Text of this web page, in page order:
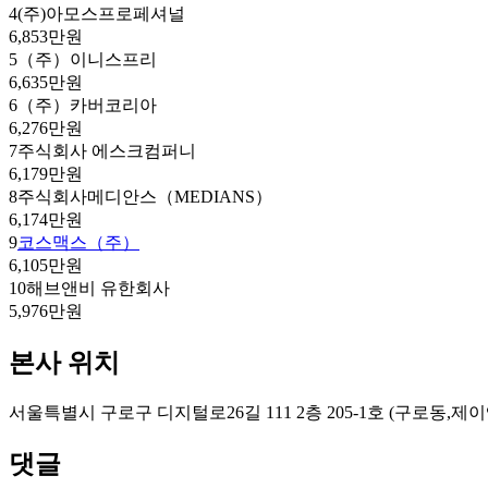
4(주)아모스프로페셔널
6,853만원
5 （주）이니스프리
6,635만원
6 （주）카버코리아
6,276만원
7주식회사 에스크컴퍼니
6,179만원
8주식회사메디안스（MEDIANS）
6,174만원
9코스맥스（주）
6,105만원
10해브앤비 유한회사
5,976만원
본사 위치
서울특별시 구로구 디지털로26길 111 2층 205-1호 (구로동,제
댓글